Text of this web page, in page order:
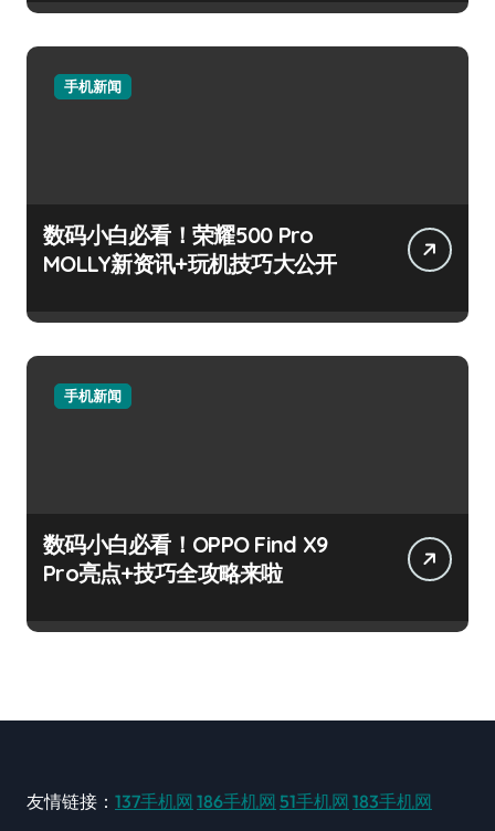
手机新闻
数码小白必看！荣耀500 Pro
MOLLY新资讯+玩机技巧大公开
手机新闻
数码小白必看！OPPO Find X9
Pro亮点+技巧全攻略来啦
友情链接： 137手机网 186手机网 51手机网 183手机网